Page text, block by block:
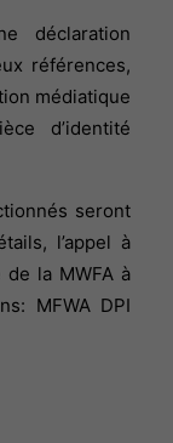
déclaration
références,
médiatique
d’identité
seront
l’appel à
la MWFA à
MFWA DPI